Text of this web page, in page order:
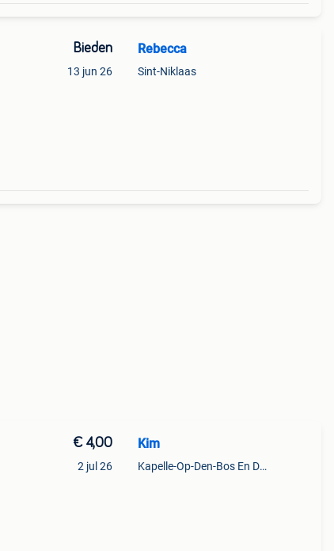
Bieden
13 jun 26
Rebecca
Sint-Niklaas
€ 4,00
2 jul 26
Kim
Kapelle-Op-Den-Bos En Deel Van Zemst